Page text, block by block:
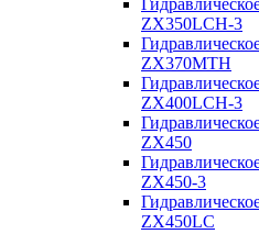
ZX350LCH-3
ZX370MTH
ZX400LCH-3
ZX450
ZX450-3
ZX450LC